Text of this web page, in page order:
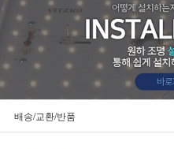
배송/교환/반품